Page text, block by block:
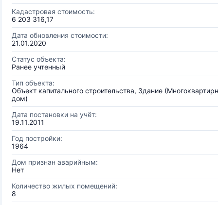
Кадастровая стоимость:
6 203 316,17
Дата обновления стоимости:
21.01.2020
Статус объекта:
Ранее учтенный
Тип объекта:
Объект капитального строительства, Здание
дом)
Дата постановки на учёт:
19.11.2011
Год постройки:
1964
Дом признан аварийным:
Нет
Количество жилых помещений:
8